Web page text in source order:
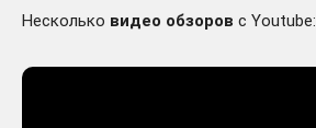
Несколько видео обзоров с Youtube: